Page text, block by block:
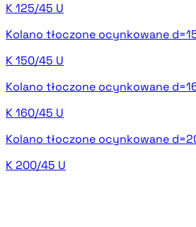
K 125/45 U
Kolano tłoczone ocynkowane
K 150/45 U
Kolano tłoczone ocynkowane
K 160/45 U
Kolano tłoczone ocynkowane
K 200/45 U